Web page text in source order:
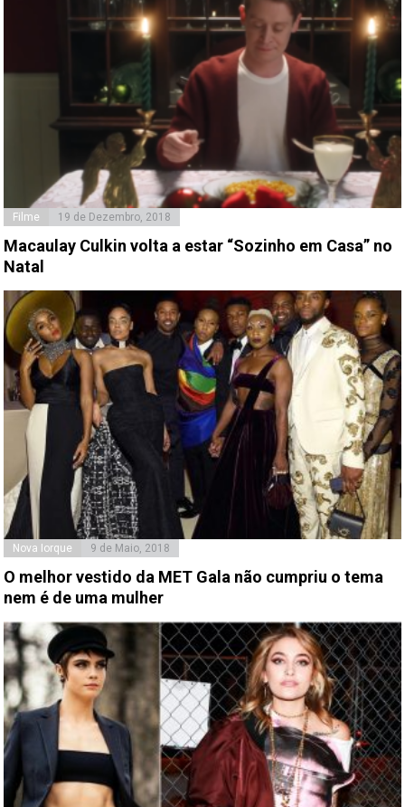
Filme 19 de Dezembro, 2018
Macaulay Culkin volta a estar “Sozinho em Casa” no
Natal
Nova Iorque 9 de Maio, 2018
O melhor vestido da MET Gala não cumpriu o tema
nem é de uma mulher